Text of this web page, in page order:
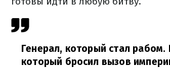
Генерал, который стал
который бросил вызов